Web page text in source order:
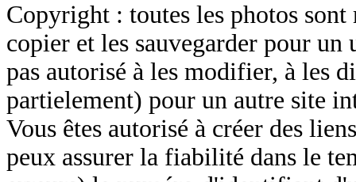
Copyright : toutes les photos sont
copier et les sauvegarder pour un
pas autorisé à les modifier, à les
partielement) pour un autre site
Vous êtes autorisé à créer des
peux assurer la fiabilité dans le